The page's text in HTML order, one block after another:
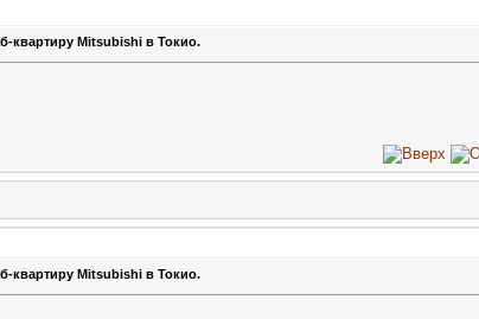
квартиру Mitsubishi в Токио.
квартиру Mitsubishi в Токио.